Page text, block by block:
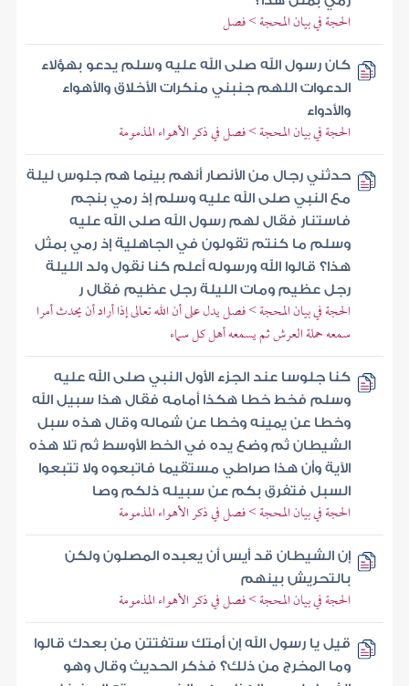
الحجة في بيان المحجة > فصل
كان رسول الله صلى الله عليه وسلم يدعو بهؤلاء
الدعوات اللهم جنبني منكرات الأخلاق والأهواء
والأدواء
الحجة في بيان المحجة > فصل في ذكر الأهواء المذمومة
حدثني رجال من الأنصار أنهم بينما هم جلوس ليلة
مع النبي صلى الله عليه وسلم إذ رمي بنجم
فاستنار فقال لهم رسول الله صلى الله عليه
وسلم ما كنتم تقولون في الجاهلية إذ رمي بمثل
هذا؟ قالوا الله ورسوله أعلم كنا نقول ولد الليلة
رجل عظيم ومات الليلة رجل عظيم فقال ر
الحجة في بيان المحجة > فصل يدل على أن الله تعالى إذا أراد أن يحدث أمرا
سمعه حملة العرش ثم يسمعه أهل كل سماء
كنا جلوسا عند الجزء الأول النبي صلى الله عليه
وسلم فخط خطا هكذا أمامه فقال هذا سبيل الله
وخطا عن يمينه وخطا عن شماله وقال هذه سبل
الشيطان ثم وضع يده في الخط الأوسط ثم تلا هذه
الآية وأن هذا صراطي مستقيما فاتبعوه ولا تتبعوا
السبل فتفرق بكم عن سبيله ذلكم وصا
الحجة في بيان المحجة > فصل في ذكر الأهواء المذمومة
إن الشيطان قد أيس أن يعبده المصلون ولكن
بالتحريش بينهم
الحجة في بيان المحجة > فصل في ذكر الأهواء المذمومة
قيل يا رسول الله إن أمتك ستفتتن من بعدك قالوا
وما المخرج من ذلك؟ فذكر الحديث وقال وهو